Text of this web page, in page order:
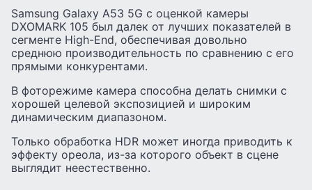
Samsung Galaxy A53 5G с оценкой камеры
DXOMARK 105 был далек от лучших показателей в
сегменте High-End, обеспечивая довольно
среднюю производительность по сравнению с его
прямыми конкурентами.
В фоторежиме камера способна делать снимки с
хорошей целевой экспозицией и широким
динамическим диапазоном.
Только обработка HDR может иногда приводить к
эффекту ореола, из-за которого объект в сцене
выглядит неестественно.